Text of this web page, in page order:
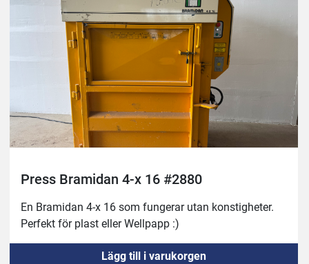
Press Bramidan 4-x 16 #2880
En Bramidan 4-x 16 som fungerar utan konstigheter.
Perfekt för plast eller Wellpapp :)
Lägg till i varukorgen